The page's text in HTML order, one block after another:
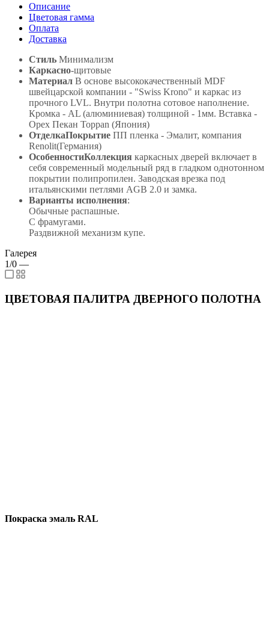
Описание
Цветовая гамма
Оплата
Доставка
Стиль Минимализм
Каркасно-щитовые
Материал В основе высококачественный MDF
швейцарской компании - "Swiss Krono" и каркас из
прочного LVL. Внутри полотна сотовое наполнение.
Кромка - AL (алюминиевая) толщиной - 1мм. Вставка -
Орех Пекан Toppan (Япония)
ОтделкаПокрытие ПП пленка - Эмалит, компания
Renolit(Германия)
ОсобенностиКоллекция каркасных дверей включает в
себя современный модельный ряд в гладком однотонном
покрытии полипропилен. Заводская врезка под
итальянскими петлями AGB 2.0 и замка.
Варианты исполнения:
Обычные распашные.
С фрамугами.
Раздвижной механизм купе.
Галерея
1/0 —
ЦВЕТОВАЯ ПАЛИТРА ДВЕРНОГО ПОЛОТНА
Покраска эмаль RAL